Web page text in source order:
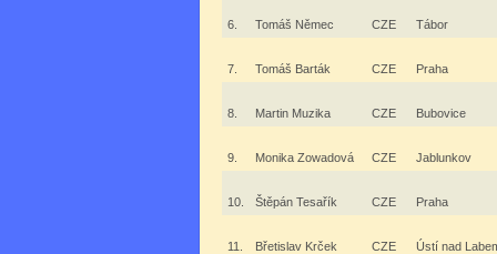
6. Tomáš Němec CZE Tábor
7. Tomáš Barták CZE Praha
8. Martin Muzika CZE Bubovice
9. Monika Zowadová CZE Jablunkov
10. Štěpán Tesařík CZE Praha
11. Břetislav Krček CZE Ústí nad